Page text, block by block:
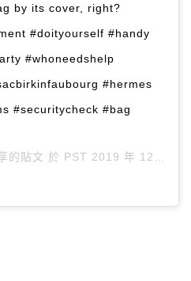
by its cover, right?
#doityourself #handy
#whoneedshelp
#hermes
#securitycheck #bag
的貼文 於 PST 2019 年 12月 月 1 日 上午 10:57